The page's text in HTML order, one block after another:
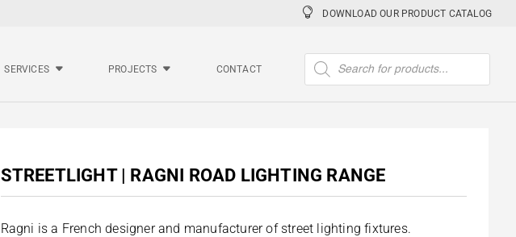
DOWNLOAD OUR PRODUCT CATALOG
SERVICES PROJECTS CONTACT
Products
search
STREETLIGHT | RAGNI ROAD LIGHTING RANGE
Ragni is a French designer and manufacturer of street lighting fixtures.